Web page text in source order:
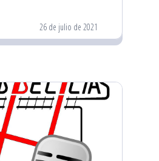
26 de julio de 2021